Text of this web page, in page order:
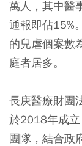
萬人，其中醫
通報即佔15%
的兒虐個案數
庭者居多。
長庚醫療財團
於2018年成
團隊，結合政